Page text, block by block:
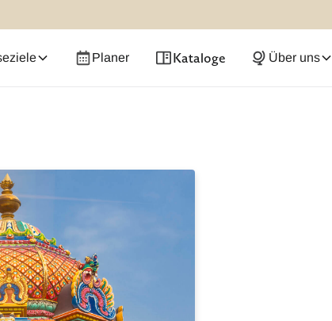
Planer Kataloge Über uns